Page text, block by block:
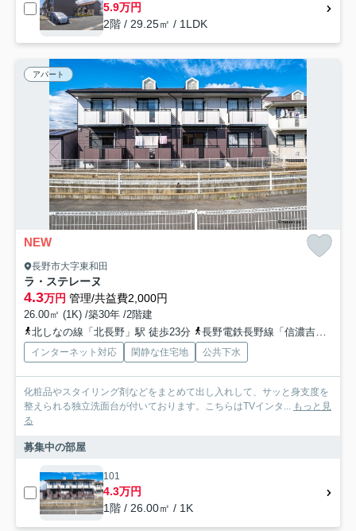
5.9万円
2階 / 29.25㎡ / 1LDK
アパート
NEW
長野市大字東和田
ラ・ステレーヌ
4.3万円 管理/共益費2,000円
26.00㎡ (1K) /築30年 /2階建
北しなの線「北長野」駅 徒歩23分
長野電鉄長野線「信濃吉田」駅 徒歩24分
インターネット対応 閑静な住宅地 公共下水
化粧品やスタイリング剤などをまとめて出し入れして、サッと身支度を
整えられる独立洗面台が付いております。こちらはTVインタ... もっと見
る
募集中の部屋
101
4.3万円
1階 / 26.00㎡ / 1K